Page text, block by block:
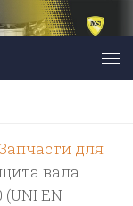
Запчасти для
вала
(UNI EN